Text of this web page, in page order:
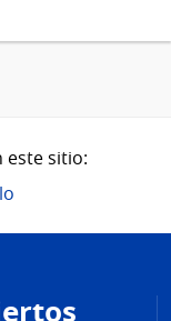
este sitio: